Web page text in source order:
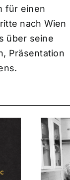
für einen
nach Wien
über seine
Präsentation